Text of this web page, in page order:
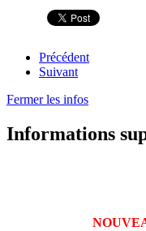
Précédent
Suivant
Fermer les infos
Informations